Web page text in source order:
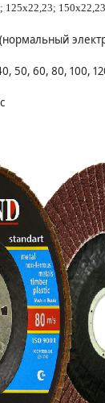
смесь
125х22,23;
50, 60, 80, 100,
с